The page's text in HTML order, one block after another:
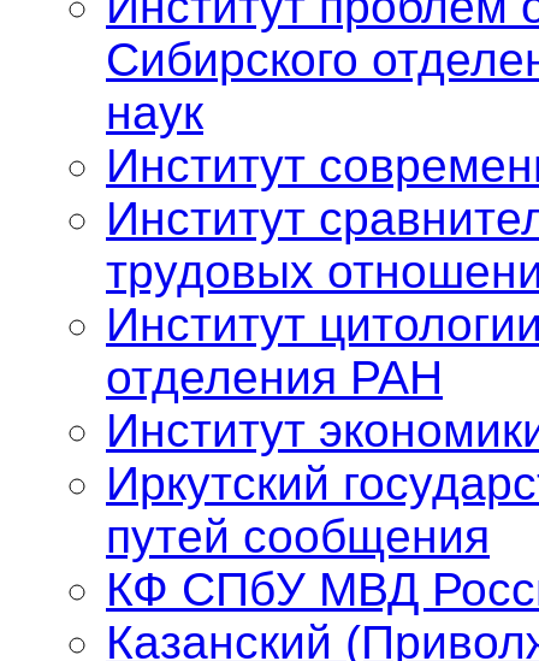
Сибирского
наук
Институт
Институт
трудовых
Институт
отделения РАН
Институт
Иркутский
путей сообщения
КФ СПбУ МВД
Казанский